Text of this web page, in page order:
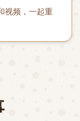
视频，一起重